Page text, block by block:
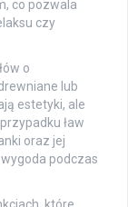
co pozwala
czy
o
lub
estetyki, ale
ław
oraz jej
podczas
które